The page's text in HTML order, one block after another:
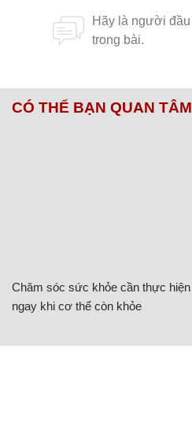
CÓ THỂ BẠN QUAN TÂM
Chăm sóc sức khỏe cần thực hiện
ngay khi cơ thể còn khỏe